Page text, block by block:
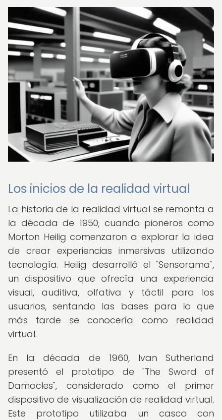
Los inicios de la realidad virtual
La historia de la realidad virtual se remonta a
la década de 1950, cuando pioneros como
Morton Heilig comenzaron a explorar la idea
de crear experiencias inmersivas utilizando
tecnología. Heilig desarrolló el "Sensorama",
un dispositivo que ofrecía una experiencia
visual, auditiva, olfativa y táctil para los
usuarios, sentando las bases para lo que
más tarde se conocería como realidad
virtual.
En la década de 1960, Ivan Sutherland
presentó el prototipo de "The Sword of
Damocles", considerado como el primer
dispositivo de visualización de realidad virtual.
Este prototipo utilizaba un casco con